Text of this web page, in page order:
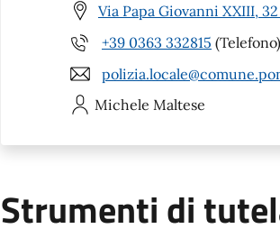
Via Papa Giovanni XXIII,
+39 0363 332815 (Telefono)
Michele Maltese
Strumenti di